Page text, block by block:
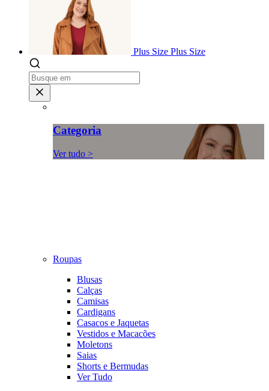
Plus Size Plus Size
Categoria
Ver tudo >
Roupas
Blusas
Calças
Camisas
Cardigans
Casacos e Jaquetas
Vestidos e Macacões
Moletons
Saias
Shorts e Bermudas
Ver Tudo